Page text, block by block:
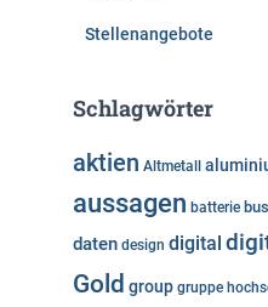
Stellenangebote
Schlagwörter
aktien Altmetall
aussagen batterie
daten design digital
Gold group gruppe